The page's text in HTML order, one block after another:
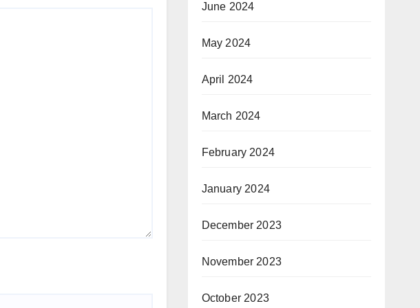
June 2024
May 2024
April 2024
March 2024
February 2024
January 2024
December 2023
November 2023
October 2023